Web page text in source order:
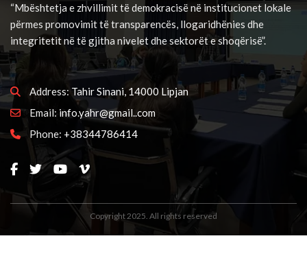
“Mbështetja e zhvillimit të demokracisë në institucionet lokale
përmes promovimit të transparencës, llogaridhënies dhe
integritetit në të gjitha nivelet dhe sektorët e shoqërisë”.
Address: Tahir Sinani, 14000 Lipjan
Email: info.yahr@gmail..com
Phone: +38344786414
Copyright 2025. All rights reserved